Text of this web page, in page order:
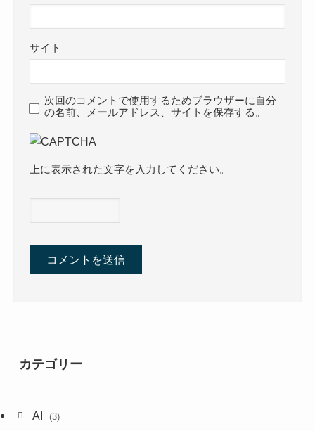
サイト
次回のコメントで使用するためブラウザーに自分
の名前、メールアドレス、サイトを保存する。
上に表示された文字を入力してください。
カテゴリー
AI (3)